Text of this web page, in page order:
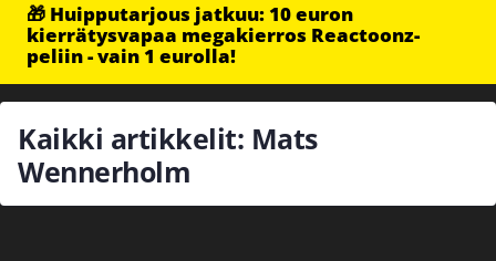
🎁 Huipputarjous jatkuu: 10 euron
kierrätysvapaa megakierros Reactoonz-
peliin - vain 1 eurolla!
Kaikki artikkelit: Mats
Wennerholm